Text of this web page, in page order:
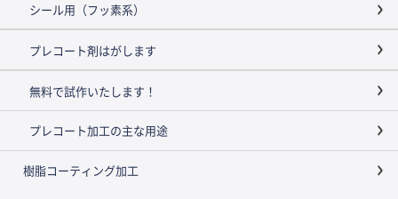
シール用（フッ素系）
プレコート剤はがします
無料で試作いたします！
プレコート加工の主な用途
樹脂コーティング加工